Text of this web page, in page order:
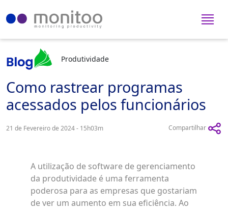
Produtividade
Como rastrear programas
acessados pelos funcionários
21 de Fevereiro de 2024 - 15h03m Compartilhar
A utilização de software de gerenciamento
da produtividade é uma ferramenta
poderosa para as empresas que gostariam
de ver um aumento em sua eficiência. Ao